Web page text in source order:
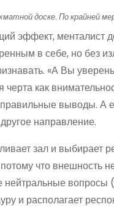
доске. По крайней
эффект, менталист
в себе, но без
«А Вы
как
выводы. А
направление.
зал и выбирает
что внешность
вопросы
и располагает